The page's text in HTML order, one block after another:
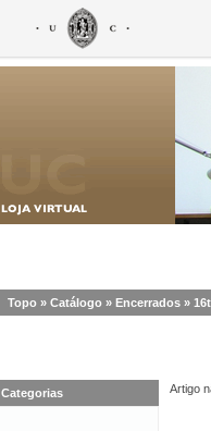
Topo » Catálogo » Encerrados »
Artigo
Categorias